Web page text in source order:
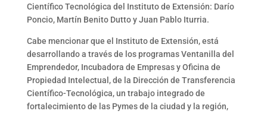
Científico Tecnológica del Instituto de Extensión: Darío
Poncio, Martín Benito Dutto y Juan Pablo Iturria.
Cabe mencionar que el Instituto de Extensión, está
desarrollando a través de los programas Ventanilla del
Emprendedor, Incubadora de Empresas y Oficina de
Propiedad Intelectual, de la Dirección de Transferencia
Científico-Tecnológica, un trabajo integrado de
fortalecimiento de las Pymes de la ciudad y la región,